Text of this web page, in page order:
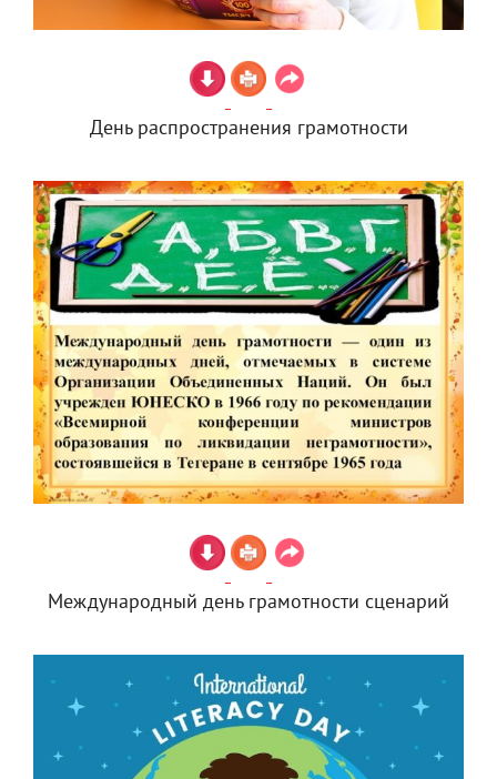
День распространения грамотности
Международный день грамотности сценарий